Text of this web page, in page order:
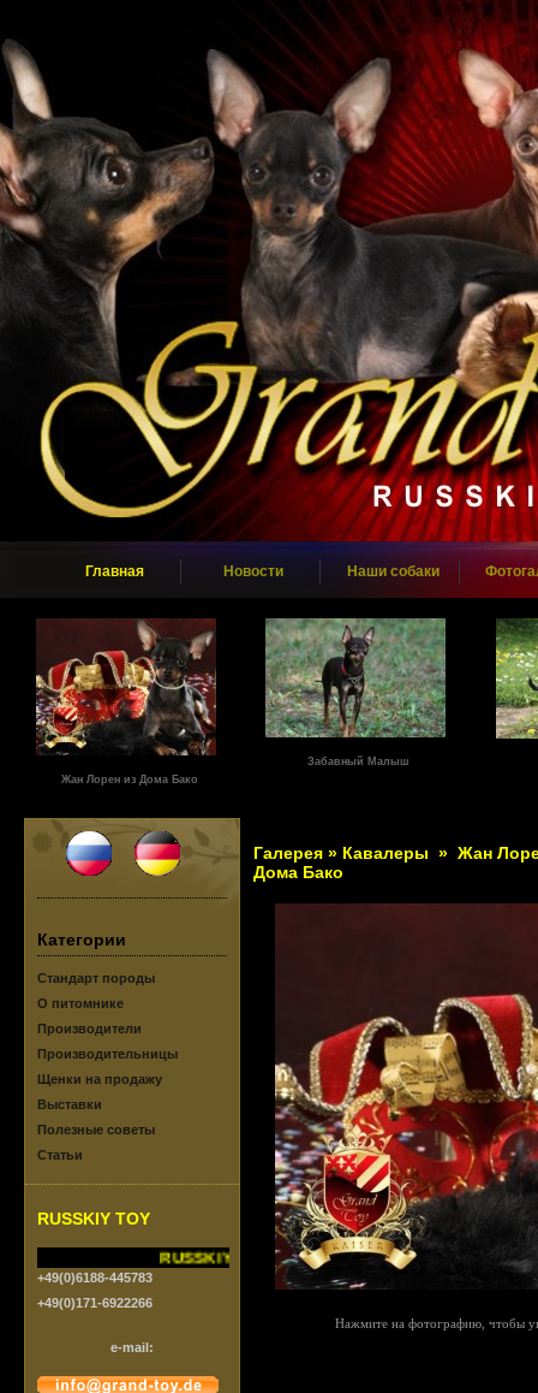
Главная Новости Наши собаки
Жан Лорен из Дома Бако
Забавный Малыш
Категории
Стандарт породы
О питомнике
Производители
Производительницы
Щенки на продажу
Выставки
Полезные советы
Статьи
RUSSKIY TOY
RUSSKIY TOY vom Grand-Toy.FCI/VDH
+49(0)6188-445783
+49(0)171-6922266
e-mail:
Галерея » Кавалеры » Жан
Дома Бако
Нажмите на фотографию, чтобы